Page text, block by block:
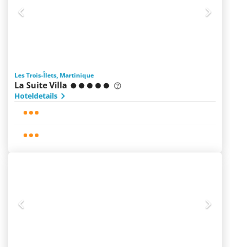
Les Trois-Îlets, Martinique
La Suite Villa
Hoteldetails